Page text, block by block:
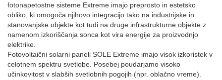
fotonapetostne sisteme Extreme imajo preprosto in estetsko
obliko, ki omogoča njihovo integracijo tako na industrijske in
stanovanjske objekte kot tudi na druge infrastrukturne objekte z
namenom izkoriščanja sonca kot vira energije za proizvodnjo
elektrike.
Fotovoltaični solarni paneli SOLE Extreme imajo visok izkoristek v
celotnem spektru svetlobe. Posebej poudarjamo visoko
učinkovitost v slabših svetlobnih pogojih (npr. oblačno vreme).